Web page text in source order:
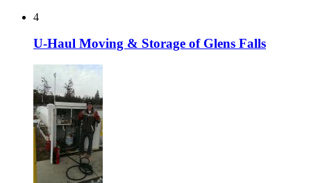
4
U-Haul Moving & Storage of Glens Falls